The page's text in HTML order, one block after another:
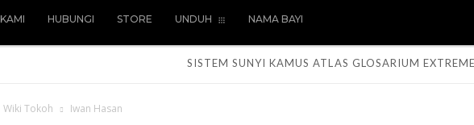
HUBUNGI STORE UNDUH NAMA BAYI
SISTEM SUNYI KAMUS ATLAS GLOSARIUM EXTREME
Wiki Tokoh Iwan Hasan